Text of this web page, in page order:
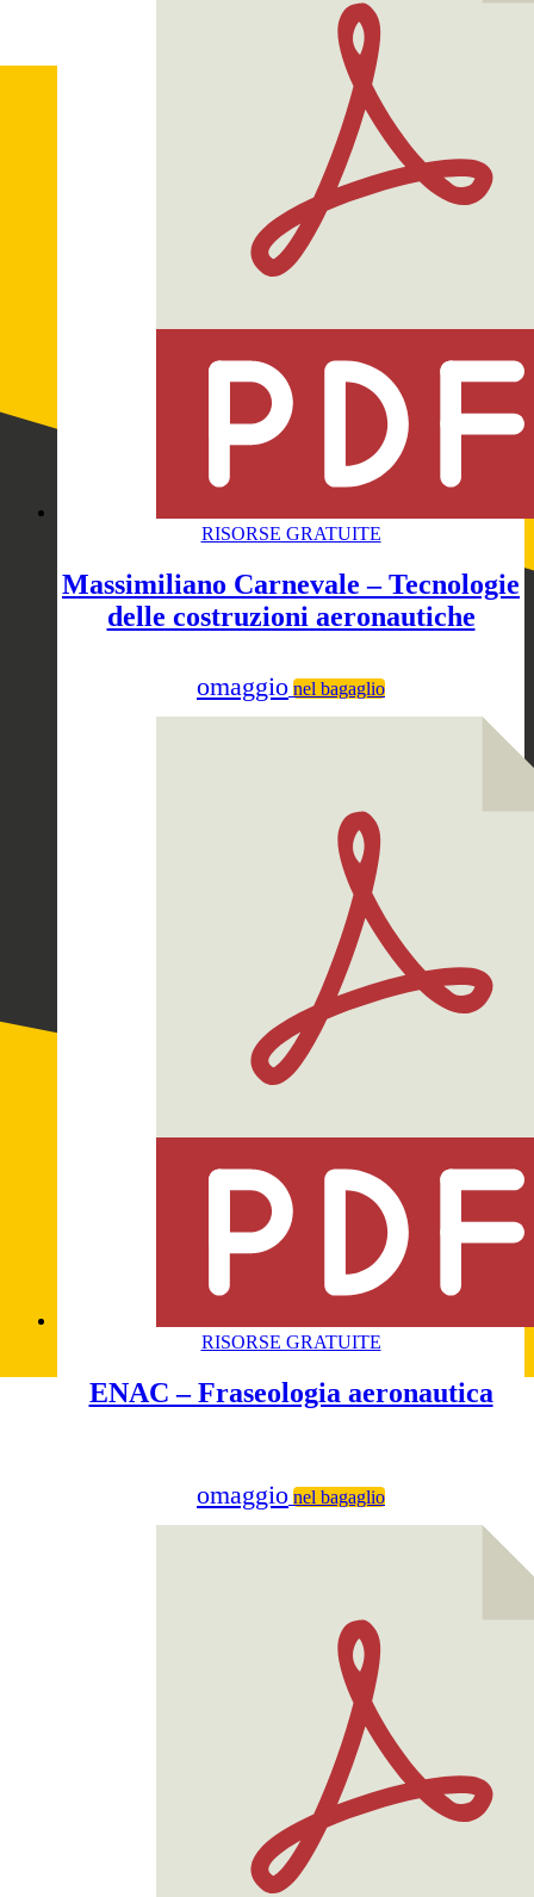
RISORSE GRATUITE
Massimiliano Carnevale – Tecnologie
delle costruzioni aeronautiche
omaggio nel bagaglio
RISORSE GRATUITE
ENAC – Fraseologia aeronautica
omaggio nel bagaglio